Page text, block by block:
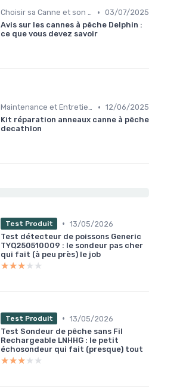
Choisir sa Canne et son Équipement • 03/07/2025
Avis sur les cannes à pêche Delphin :
ce que vous devez savoir
Maintenance et Entretien • 12/06/2025
Kit réparation anneaux canne à pêche
decathlon
Test Produit • 13/05/2026
Test détecteur de poissons Generic
TYQ250510009 : le sondeur pas cher
qui fait (à peu près) le job
★★★★★
★★★★★
Test Produit • 13/05/2026
Test Sondeur de pêche sans Fil
Rechargeable LNHHG : le petit
échosondeur qui fait (presque) tout
★★★★★
★★★★★